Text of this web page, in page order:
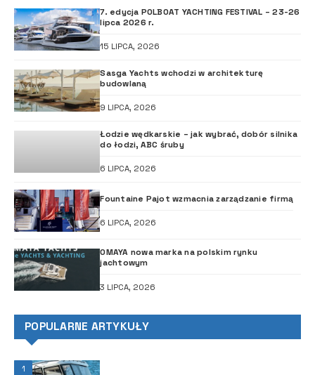
7. edycja POLBOAT YACHTING FESTIVAL – 23-26
lipca 2026 r.
15 LIPCA, 2026
Sasga Yachts wchodzi w architekturę
budowlaną
9 LIPCA, 2026
Łodzie wędkarskie – jak wybrać, dobór silnika
do łodzi, ABC śruby
6 LIPCA, 2026
Fountaine Pajot wzmacnia zarządzanie firmą
6 LIPCA, 2026
OMAYA nowa marka na polskim rynku
jachtowym
3 LIPCA, 2026
POPULARNE ARTYKUŁY
1